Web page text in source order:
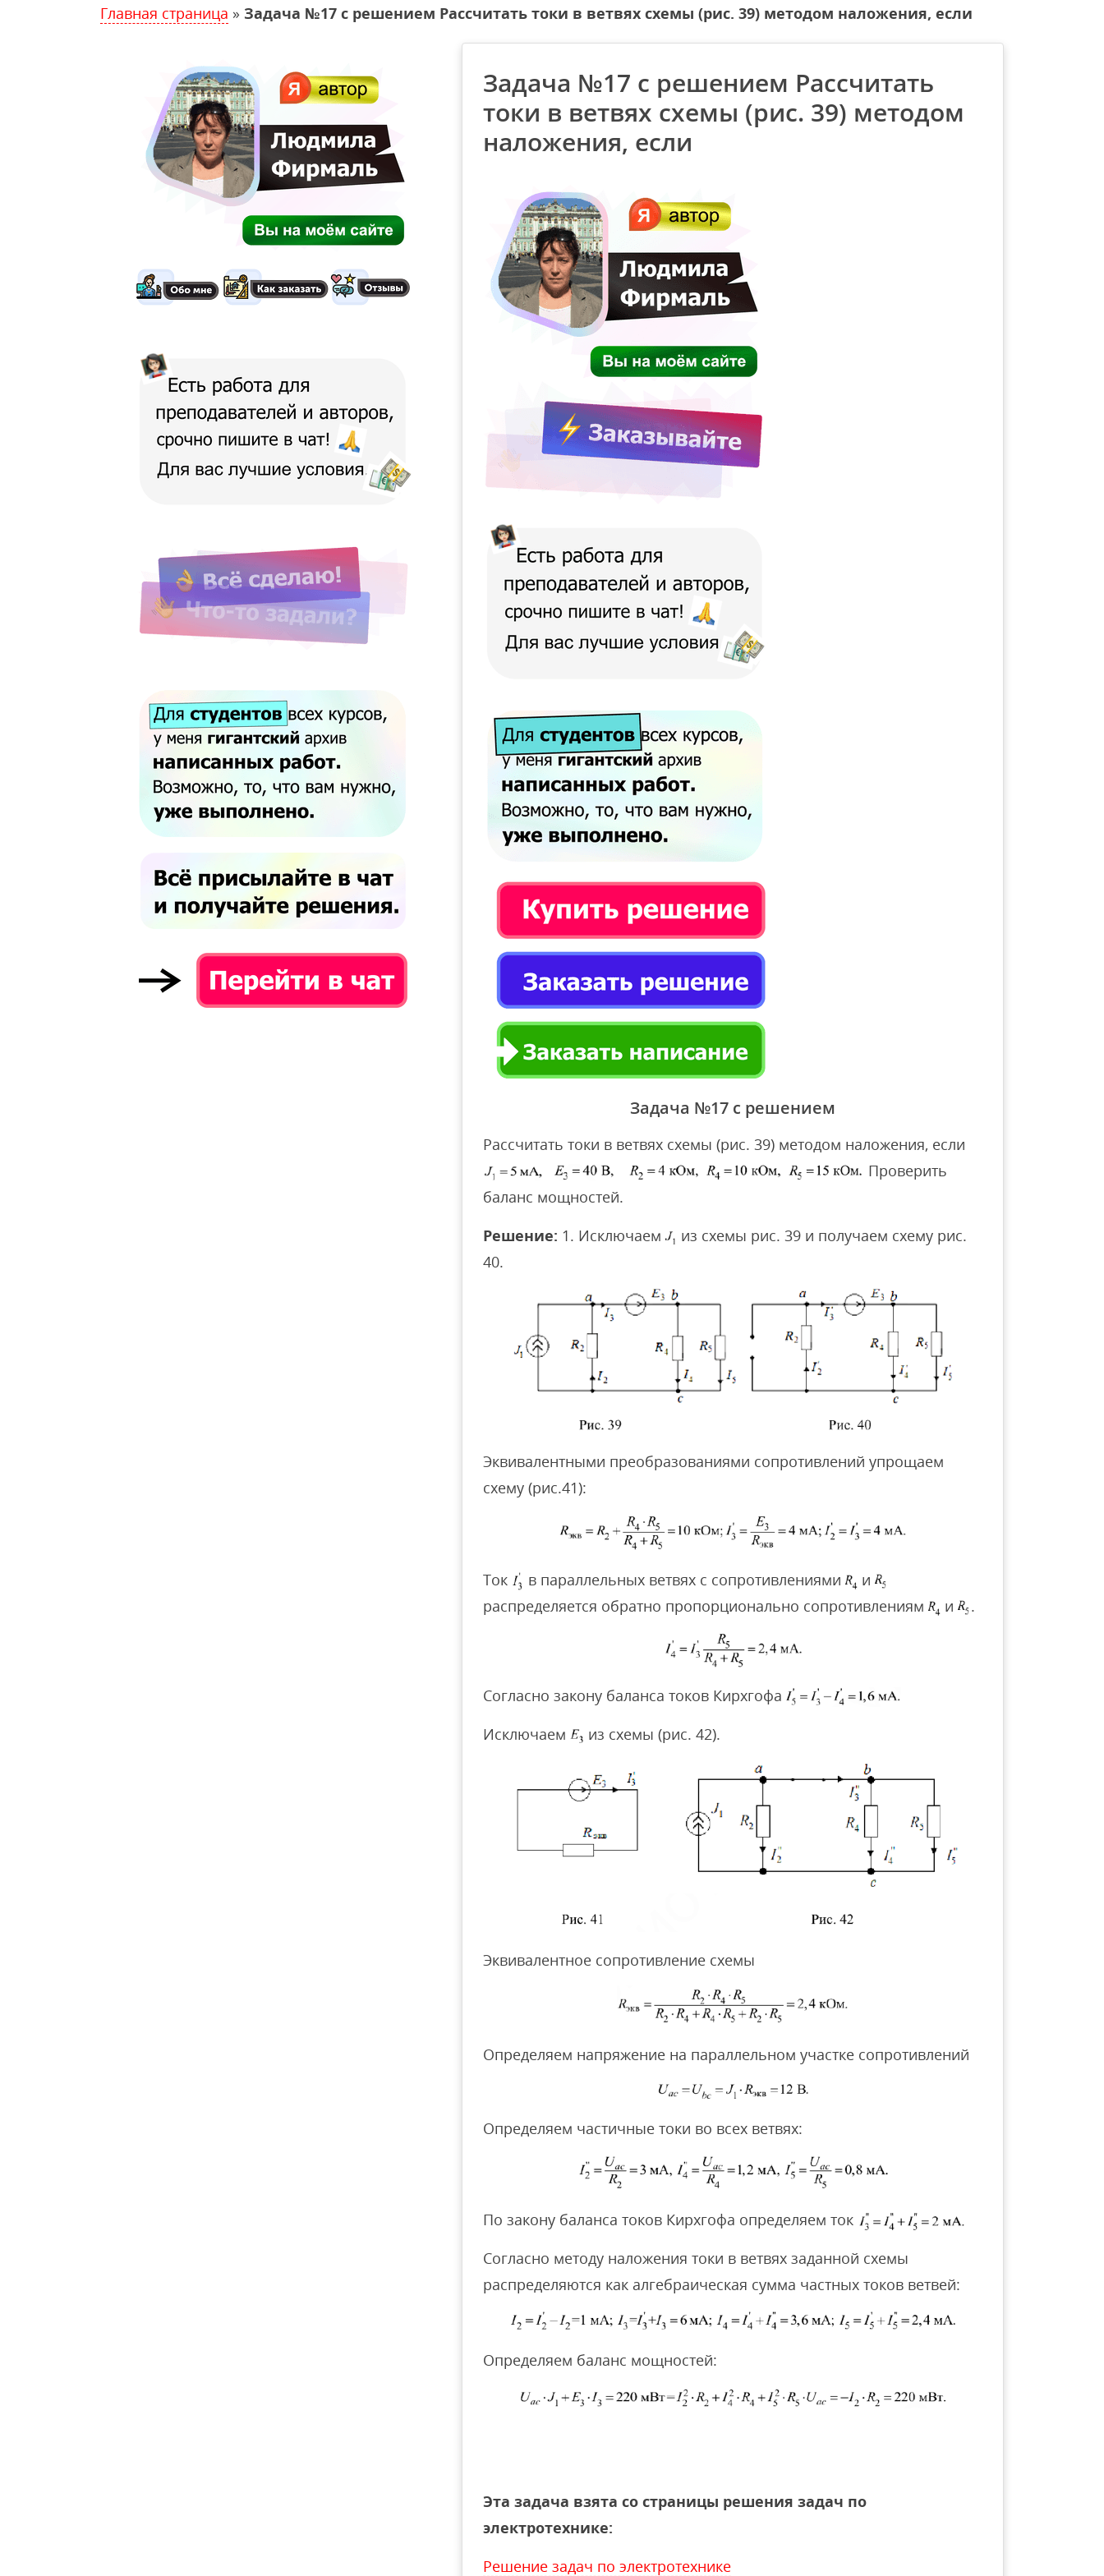
Главная страница » Задача №17 с решением Рассчитать токи в ветвях схемы (рис. 39) методом наложения, если
Задача №17 с решением Рассчитать
токи в ветвях схемы (рис. 39) методом
наложения, если
Задача №17 с решением
Рассчитать токи в ветвях схемы (рис. 39) методом наложения, если
Проверить
баланс мощностей.
Решение: 1. Исключаем
из схемы рис. 39 и получаем схему рис.
40.
Эквивалентными преобразованиями сопротивлений упрощаем
схему (рис.41):
Ток в параллельных ветвях с сопротивлениями
и
распределяется обратно пропорционально сопротивлениям
и .
Согласно закону баланса токов Кирхгофа
Исключаем
из схемы (рис. 42).
Эквивалентное сопротивление схемы
Определяем напряжение на параллельном участке сопротивлений
Определяем частичные токи во всех ветвях:
По закону баланса токов Кирхгофа определяем ток
Согласно методу наложения токи в ветвях заданной схемы
распределяются как алгебраическая сумма частных токов ветвей:
Определяем баланс мощностей:
Эта задача взята со страницы решения задач по
электротехнике:
Решение задач по электротехнике